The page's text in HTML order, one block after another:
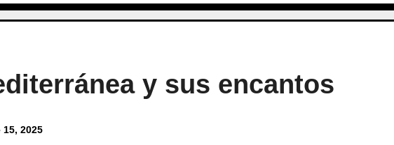
y sus encantos
2025